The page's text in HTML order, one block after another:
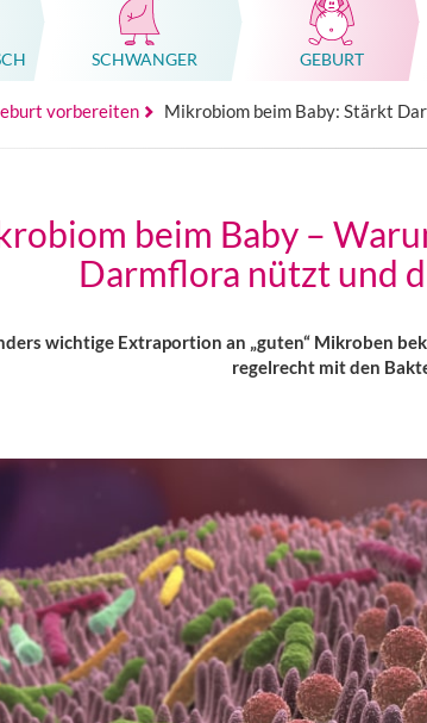
SCHWANGER GEBURT
vorbereiten Mikrobiom beim Baby: Stärkt
beim Baby –
Darmflora nützt und
wichtige Extraportion an „guten“ Mikroben
regelrecht mit den